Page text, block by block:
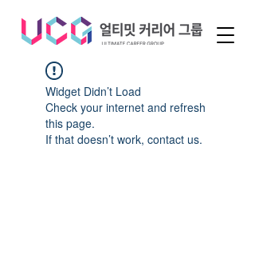
Widget Didn’t Load
Check your internet and refresh
this page.
If that doesn’t work, contact us.